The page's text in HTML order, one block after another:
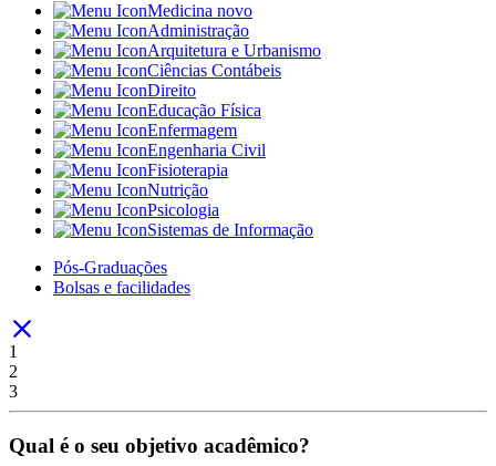
Medicina novo
Administração
Arquitetura e Urbanismo
Ciências Contábeis
Direito
Educação Física
Enfermagem
Engenharia Civil
Fisioterapia
Nutrição
Psicologia
Sistemas de Informação
Pós-Graduações
Bolsas e facilidades
1
2
3
Qual é o seu objetivo acadêmico?